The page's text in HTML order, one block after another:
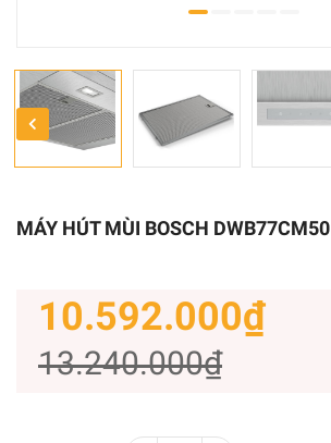
MÁY HÚT MÙI BOSCH DWB77CM50
10.592.000₫
13.240.000₫